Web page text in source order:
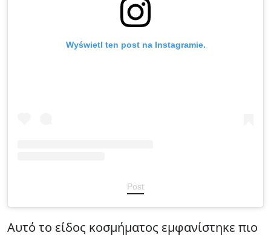
Wyświetl ten post na Instagramie.
Post
Αυτό το είδος κοσμήματος εμφανίστηκε πιο